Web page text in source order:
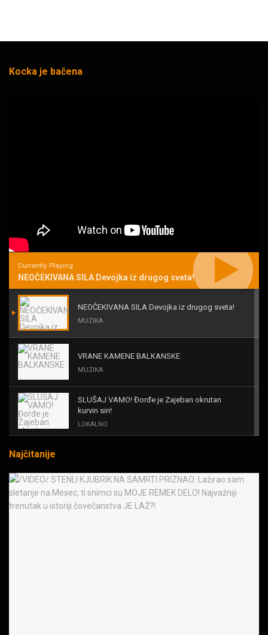
Kocka je bačena
Currently Playing
NEOČEKIVANA SILA Devojka iz drugog sveta!
NEOČEKIVANA SILA Devojka iz drugog sveta!
MUZIKA
VRANE KAMENE BALKANSKE
MUZIKA
SLUŠAJ VAMO! Đorđe je Zajeban okrutan
kurvin sin!
LOKALNO
Black Sabbath for all us?!
Najčitanije